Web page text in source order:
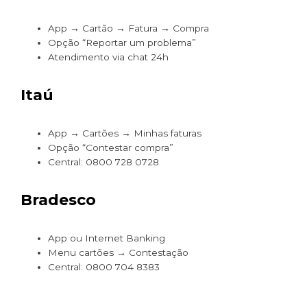
App → Cartão → Fatura → Compra
Opção “Reportar um problema”
Atendimento via chat 24h
Itaú
App → Cartões → Minhas faturas
Opção “Contestar compra”
Central: 0800 728 0728
Bradesco
App ou Internet Banking
Menu cartões → Contestação
Central: 0800 704 8383